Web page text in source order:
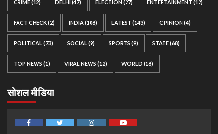
CRIME(12) DELHI(47) ELECTION(27) ENTERTAINMENT (12)
FACT CHECK(2) INDIA(108) LATEST (143) OPINION(4)
POLITICAL (73) SOCIAL (9) SPORTS (9) STATE(68)
TOP NEWS (1) VIRAL NEWS (12) WORLD (18)
सोशल मीडिया